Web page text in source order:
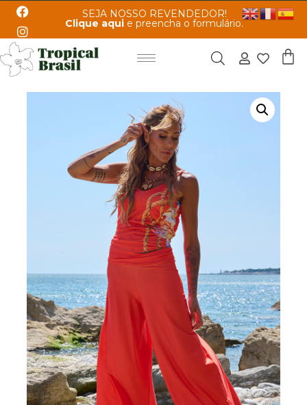
SEJA NOSSO REVENDEDOR!
Clique aqui e preencha o formulário.